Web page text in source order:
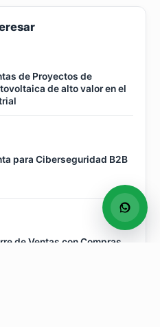
de Proyectos de
de alto valor en el
para Ciberseguridad B2B
de Ventas con Compras